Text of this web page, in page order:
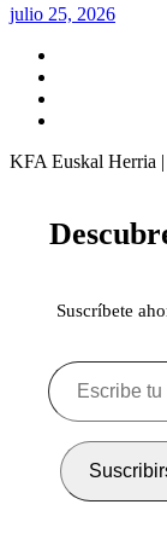
julio 25, 2026
KFA Euskal Herria |
Suscríbete
Escribe
tu
correo